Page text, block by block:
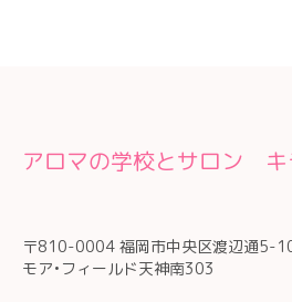
アロマの学校とサロン キ
〒810-0004 福岡市中央区渡辺通5-
モア•フィールド天神南303